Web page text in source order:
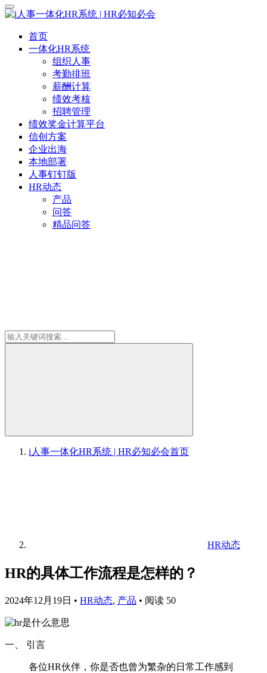
首页
一体化HR系统
组织人事
考勤排班
薪酬计算
绩效考核
招聘管理
绩效奖金计算平台
信创方案
企业出海
本地部署
人事钉钉版
HR动态
产品
问答
精品问答
i人事一体化HR系统 | HR必知必会首页
HR动态
HR的具体工作流程是怎样的？
2024年12月19日 • HR动态, 产品 • 阅读 50
一、 引言
各位HR伙伴，你是否也曾为繁杂的日常工作感到